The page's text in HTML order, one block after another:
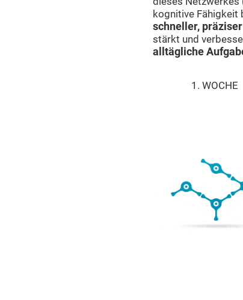
kognitive Fähigkeit
schneller,
stärkt und
alltägliche
1. WOCHE